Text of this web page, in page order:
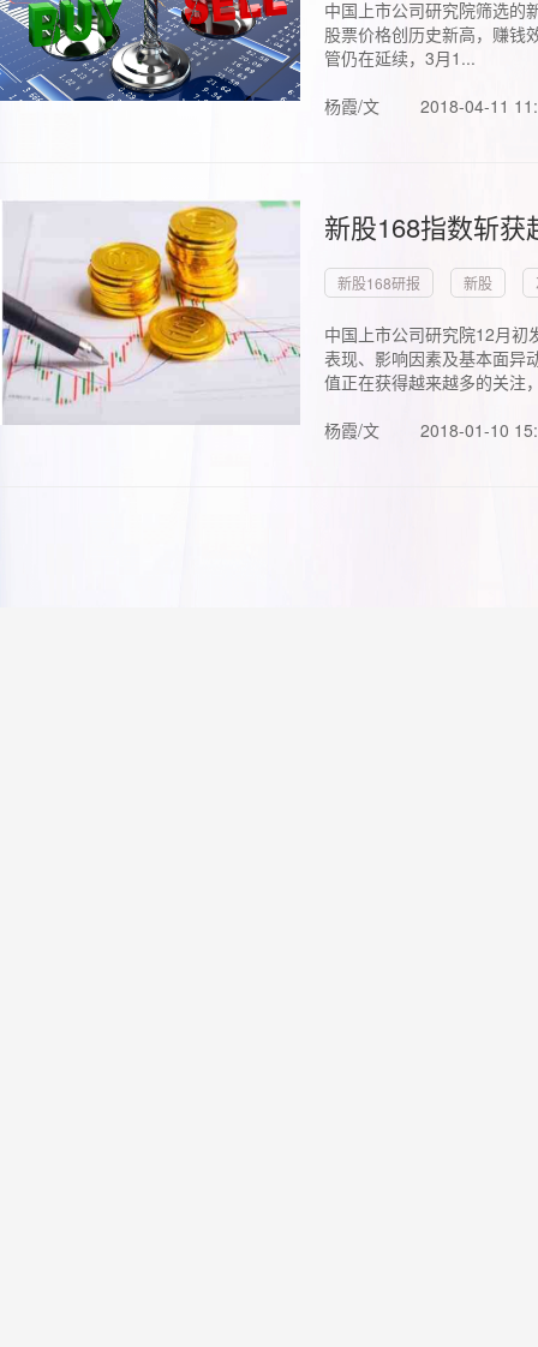
中国上市公司研究院筛选的
股票价格创历史新高，赚钱
管仍在延续，3月1...
杨霞/文
2018-04-11
新股168指数斩
新股168研报 新股
中国上市公司研究院12月初
表现、影响因素及基本面异
值正在获得越来越多的关注
杨霞/文
2018-01-10